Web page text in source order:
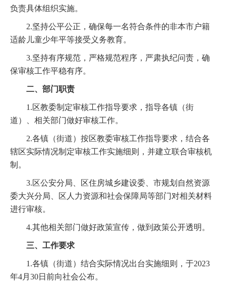
负责具体组织实施。
2.坚持公平公正，确保每一名符合条件的非本市户籍
适龄儿童少年平等接受义务教育。
3.坚持有序规范，严格规范程序，严肃执纪问责，确
保审核工作平稳有序。
二、部门职责
1.区教委制定审核工作指导要求，指导各镇（街
道）、相关部门做好审核工作。
2.各镇（街道）按区教委审核工作指导要求，结合各
辖区实际情况制定审核工作实施细则，并建立联合审核机
制。
3.区公安分局、区住房城乡建设委、市规划自然资源
委大兴分局、区人力资源和社会保障局等部门对相关材料
进行审核。
4.其他相关部门做好政策宣传，做到政策公开透明。
三、工作要求
1.各镇（街道）结合实际情况出台实施细则，于2023
年4月30日前向社会公布。